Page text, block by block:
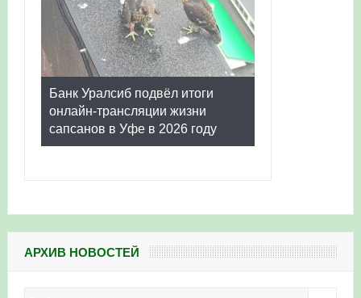
Банк Уралсиб подвёл итоги
онлайн-трансляции жизни
сапсанов в Уфе в 2026 году
АРХИВ НОВОСТЕЙ